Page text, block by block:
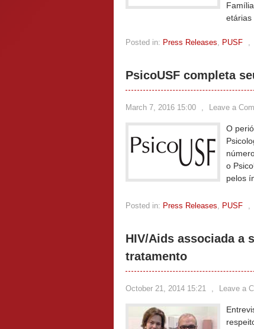
etárias
Posted in: Press Releases, PUSF ,
PsicoUSF completa
March 7, 2016 15:00 , Leave a
O
o
pelos
Posted in: Press Releases, PUSF ,
HIV/Aids associada a
tratamento
October 21, 2014 15:21 , Leave a